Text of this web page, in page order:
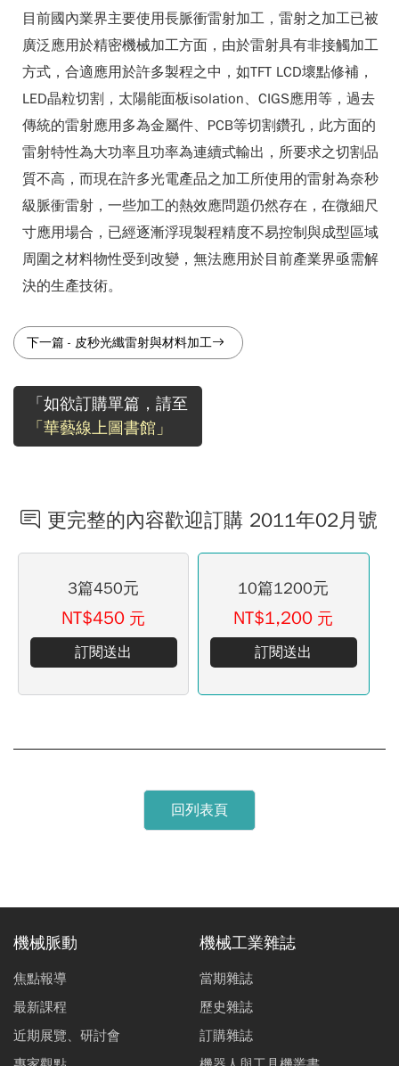
目前國內業界主要使用長脈衝雷射加工，雷射之加工已被
廣泛應用於精密機械加工方面，由於雷射具有非接觸加工
方式，合適應用於許多製程之中，如TFT LCD壞點修補，
LED晶粒切割，太陽能面板isolation、CIGS應用等，過去
傳統的雷射應用多為金屬件、PCB等切割鑽孔，此方面的
雷射特性為大功率且功率為連續式輸出，所要求之切割品
質不高，而現在許多光電產品之加工所使用的雷射為奈秒
級脈衝雷射，一些加工的熱效應問題仍然存在，在微細尺
寸應用場合，已經逐漸浮現製程精度不易控制與成型區域
周圍之材料物性受到改變，無法應用於目前產業界亟需解
決的生產技術。
下一篇 - 皮秒光纖雷射與材料加工
「如欲訂購單篇，請至
「華藝線上圖書館」
更完整的內容歡迎訂購 2011年02月號
3篇450元
NT$450 元
訂閱送出
10篇1200元
NT$1,200 元
訂閱送出
回列表頁
機械脈動
焦點報導
最新課程
近期展覽、研討會
機械工業雜誌
當期雜誌
歷史雜誌
訂購雜誌